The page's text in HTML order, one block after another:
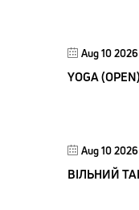
Aug 10 2026
YOGA
Aug 10 2026
ВІЛЬНИЙ